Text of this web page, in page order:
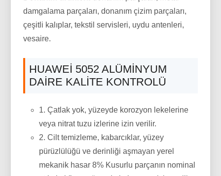
damgalama parçaları, donanım çizim parçaları,
çeşitli kalıplar, tekstil servisleri, uydu antenleri,
vesaire.
HUAWEI 5052 ALÜMINYUM
DAIRE KALITE KONTROLÜ
1. Çatlak yok, yüzeyde korozyon lekelerine
veya nitrat tuzu izlerine izin verilir.
2. Cilt temizleme, kabarcıklar, yüzey
pürüzlülüğü ve derinliği aşmayan yerel
mekanik hasar 8% Kusurlu parçanın nominal